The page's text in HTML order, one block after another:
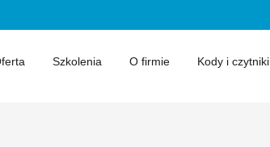
Szkolenia O firmie Kody i czytniki